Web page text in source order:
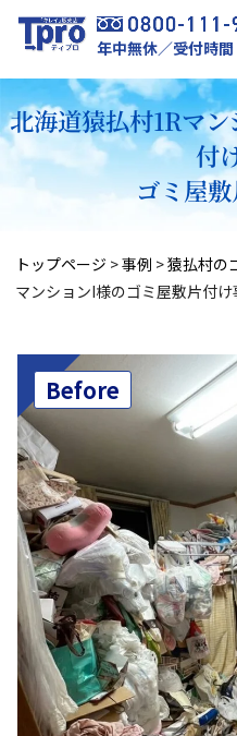
年中無休／受付時
北海道猿払村1Rマ
付
ゴミ屋
トップページ >事例 >猿払村の
マンションI様のゴミ屋敷片付け
Before